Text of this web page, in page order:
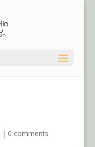
| 0 comments